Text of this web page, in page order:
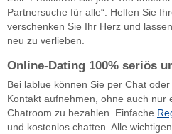
Partnersuche für alle“: Helfen Sie
verschenken Sie Ihr Herz und
neu zu verlieben.
Online-Dating 100% seriös
Bei lablue können Sie per Chat
Kontakt aufnehmen, ohne auch nur
Chatroom zu bezahlen. Einfache
und kostenlos chatten. Alle